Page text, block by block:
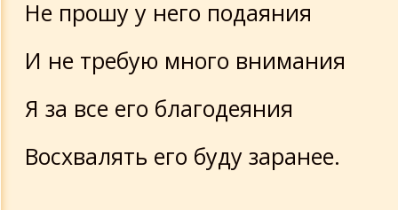
Не прошу у него подаяния
И не требую много внимания
Я за все его благодеяния
Восхвалять его буду заранее.